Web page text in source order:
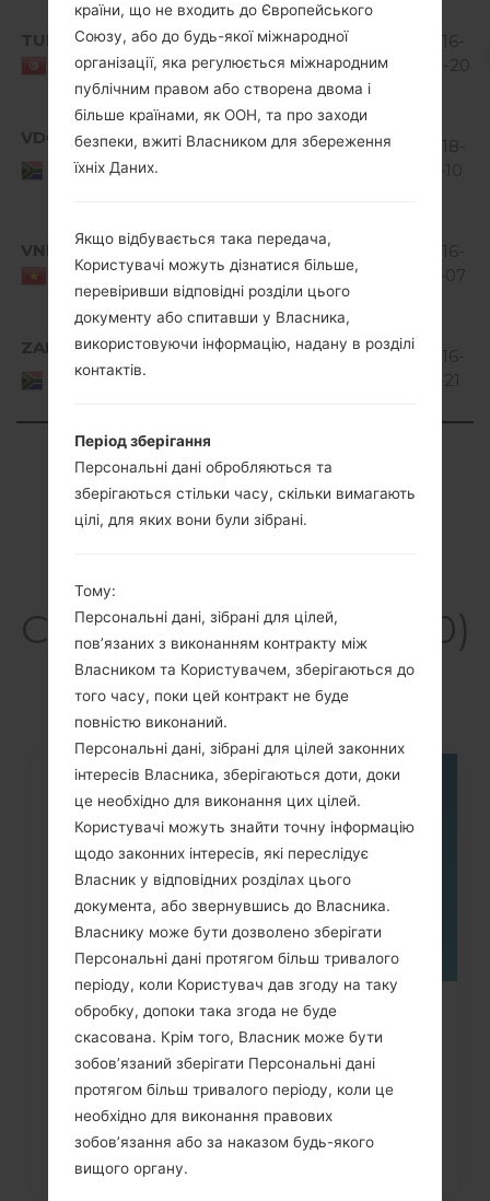
TUN
Tunisia
V10F_00.kdz
Android
4.1-4.3
Jelly
Bean
504.14
MiB
2016-
08-20
VDC
South
V10E_00.kdz
Android
4.1-4.3
506.94
2018-
01-10
VNM
Viet Nam
V10D_00.kdz 4.1-4.3
Jelly
Bean
MiB
2016-
10-07
ZAF
South
V10D_00.kdz
Android
4.1-4.3
504.11
2016-
12-21
Showing 1 to 9 of 9 entries
Previous 1 Next
Статті LGE410(LGE410)
akaLG Optimus L1 II
Як видалити усі дані з телефону
через меню на LG Optimus,...
країни, що не входить до Європейського
Союзу, або до будь-якої міжнародної
організації, яка регулюється міжнародним
публічним правом або створена двома і
більше країнами, як ООН, та про заходи
безпеки, вжиті Власником для збереження
їхніх Даних.
Якщо відбувається така передача,
Користувачі можуть дізнатися більше,
перевіривши відповідні розділи цього
документу або спитавши у Власника,
використовуючи інформацію, надану в розділі
контактів.
Період зберігання
Персональні дані обробляються та
зберігаються стільки часу, скільки вимагають
цілі, для яких вони були зібрані.
Тому:
Персональні дані, зібрані для цілей,
пов’язаних з виконанням контракту між
Власником та Користувачем, зберігаються до
того часу, поки цей контракт не буде
повністю виконаний.
Персональні дані, зібрані для цілей законних
інтересів Власника, зберігаються доти, доки
це необхідно для виконання цих цілей.
Користувачі можуть знайти точну інформацію
щодо законних інтересів, які переслідує
Власник у відповідних розділах цього
документа, або звернувшись до Власника.
Власнику може бути дозволено зберігати
Персональні дані протягом більш тривалого
періоду, коли Користувач дав згоду на таку
обробку, допоки така згода не буде
скасована. Крім того, Власник може бути
зобов’язаний зберігати Персональні дані
протягом більш тривалого періоду, коли це
необхідно для виконання правових
зобов’язання або за наказом будь-якого
вищого органу.